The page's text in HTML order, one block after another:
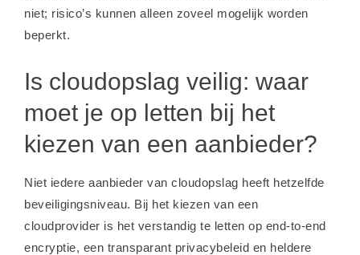
niet; risico’s kunnen alleen zoveel mogelijk worden
beperkt.
Is cloudopslag veilig: waar
moet je op letten bij het
kiezen van een aanbieder?
Niet iedere aanbieder van cloudopslag heeft hetzelfde
beveiligingsniveau. Bij het kiezen van een
cloudprovider is het verstandig te letten op end-to-end
encryptie, een transparant privacybeleid en heldere